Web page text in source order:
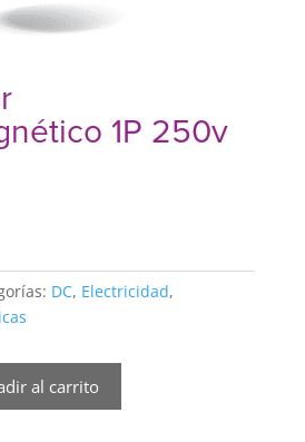
1P 250v
DC, Electricidad,
al carrito